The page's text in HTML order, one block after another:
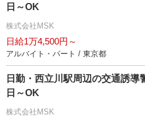
日～OK
株式会社MSK
日給1万4,500円～
アルバイト・パート / 東京都
日勤・西立川駅周辺の交通誘導
日～OK
株式会社MSK